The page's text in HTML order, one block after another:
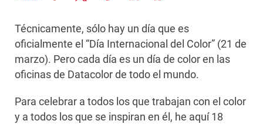
Técnicamente, sólo hay un día que es
oficialmente el “Día Internacional del Color” (21 de
marzo). Pero cada día es un día de color en las
oficinas de Datacolor de todo el mundo.
Para celebrar a todos los que trabajan con el color
y a todos los que se inspiran en él, he aquí 18